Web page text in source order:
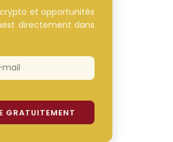
et opportunités
directement dans